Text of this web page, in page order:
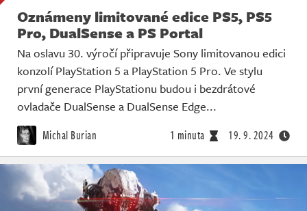
Oznámeny limitované edice PS5, PS5
Pro, DualSense a PS Portal
Na oslavu 30. výročí připravuje Sony limitovanou edici
konzolí PlayStation 5 a PlayStation 5 Pro. Ve stylu
první generace PlayStationu budou i bezdrátové
ovladače DualSense a DualSense Edge...
Michal Burian 1 minuta 19. 9. 2024